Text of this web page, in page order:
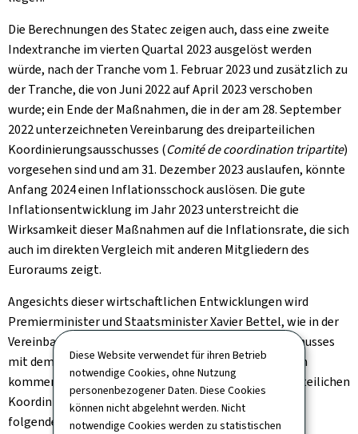
Diese Website verwendet für ihren Betrieb
notwendige Cookies, ohne Nutzung
personenbezogener Daten. Diese Cookies
können nicht abgelehnt werden. Nicht
notwendige Cookies werden zu statistischen
Die Berechnungen des Statec zeigen auch, dass eine zweite
Indextranche im vierten Quartal 2023 ausgelöst werden
würde, nach der Tranche vom 1. Februar 2023 und zusätzlich zu
der Tranche, die von Juni 2022 auf April 2023 verschoben
wurde; ein Ende der Maßnahmen, die in der am 28. September
2022 unterzeichneten Vereinbarung des dreiparteilichen
Koordinierungsausschusses (Comité de coordination tripartite)
vorgesehen sind und am 31. Dezember 2023 auslaufen, könnte
Anfang 2024 einen Inflationsschock auslösen. Die gute
Inflationsentwicklung im Jahr 2023 unterstreicht die
Wirksamkeit dieser Maßnahmen auf die Inflationsrate, die sich
auch im direkten Vergleich mit anderen Mitgliedern des
Euroraums zeigt.
Angesichts dieser wirtschaftlichen Entwicklungen wird
Premierminister und Staatsminister Xavier Bettel, wie in der
Vereinbarung des dreigliedrigen Koordinierungsausschusses
mit dem Titel "Solidaritéitspak 2.0" vorgesehen, in den
kommenden Wochen eine weitere Sitzung des dreiparteilichen
Koordinierungsausschusses einberufen, um die beiden
folgenden Punkte zu erörtern: